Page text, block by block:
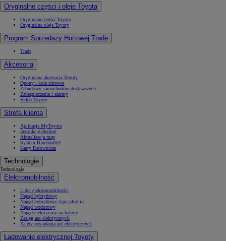
Oryginalne części i oleje Toyota
Oryginalne części Toyoty
Oryginalne oleje Toyoty
Program Sprzedaży Hurtowej Trade
Trade
Akcesoria
Oryginalne akcesoria Toyoty
Opony i koła zimowe
Zabudowy samochodów dostawczych
Zabezpieczenia i alarmy
Sklep Toyoty
Strefa klienta
Aplikacja MyToyota
Instrukcje obsługi
Aktualizacja map
System Bluetooth®
Karty Ratownicze
Technologie
Technologie
Elektromobilność
Lider elektromobilności
Napęd hybrydowy
Napęd hybrydowy typu plug-in
Napęd wodorowy
Napęd elektryczny na baterię
Zasięg aut elektrycznych
Zalety posiadania aut elektrycznych
Ładowanie elektrycznej Toyoty